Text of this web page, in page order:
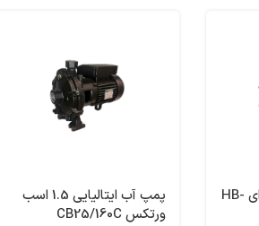
پمپ آب 2 اسب هیوندای HB-
پمپ آب ایتالیایی 1.5 اسب
ورتکس CB25/160C